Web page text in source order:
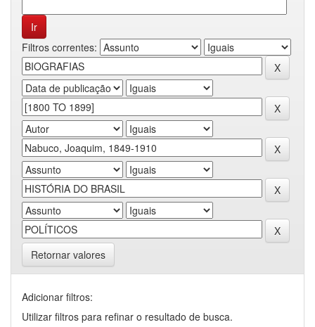
Filtros correntes:
Retornar valores
Adicionar filtros:
Utilizar filtros para refinar o resultado de busca.